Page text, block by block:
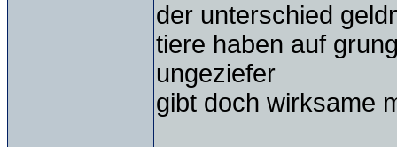
der unterschied
tiere haben auf
ungeziefer
gibt doch wirksame